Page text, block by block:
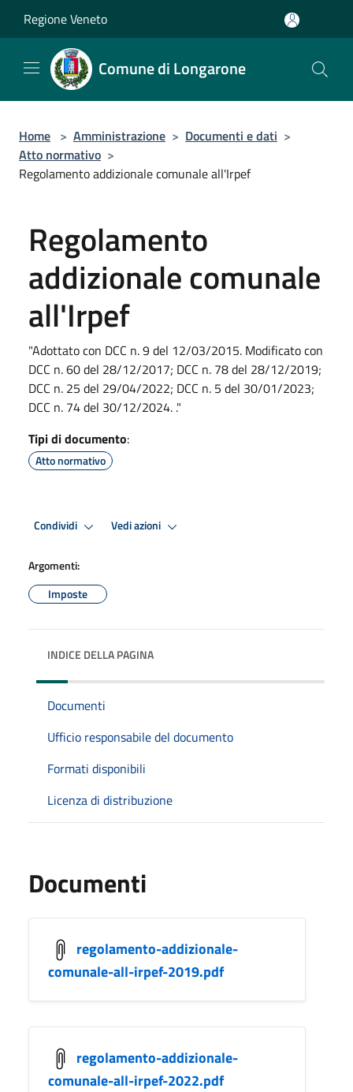
Regione Veneto
Comune di Longarone
Home > Amministrazione > Documenti e dati >
Atto normativo >
Regolamento addizionale comunale all'Irpef
Regolamento
addizionale comunale
all'Irpef
"Adottato con DCC n. 9 del 12/03/2015. Modificato con
DCC n. 60 del 28/12/2017; DCC n. 78 del 28/12/2019;
DCC n. 25 del 29/04/2022; DCC n. 5 del 30/01/2023;
DCC n. 74 del 30/12/2024. ."
Tipi di documento:
Atto normativo
Condividi Vedi azioni
Argomenti:
Imposte
INDICE DELLA PAGINA
Documenti
Ufficio responsabile del documento
Formati disponibili
Licenza di distribuzione
Documenti
regolamento-addizionale-
comunale-all-irpef-2019.pdf
regolamento-addizionale-
comunale-all-irpef-2022.pdf